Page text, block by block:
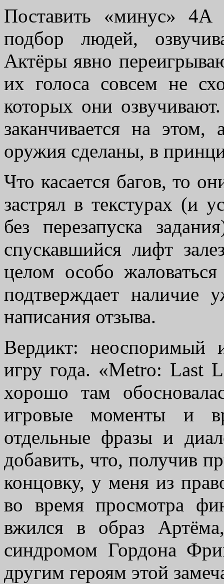
Поставить «минус»
подбор людей,
Актёры явно
их голоса совсем не
которых они
заканчивается на
оружия сделаны, в
Что касается багов, то
застрял в текстурах (и
без перезапуска
спускавшийся лифт
целом особо
подтверждает наличие
написания отзыва.
Вердикт: неоспоримый
игру года. «Metro: Last
хорошо там
игровые моменты и
отдельные фразы и
добавить, что, получив
концовку, у меня из
во время просмотра
вжился в образ
синдромом Гордона
другим героям этой